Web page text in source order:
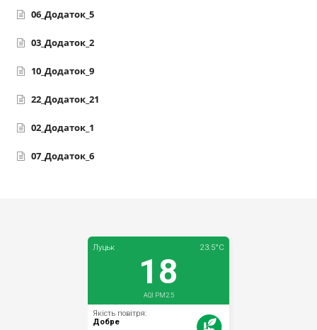
06_Додаток_5
03_Додаток_2
10_Додаток_9
22_Додаток_21
02_Додаток_1
07_Додаток_6